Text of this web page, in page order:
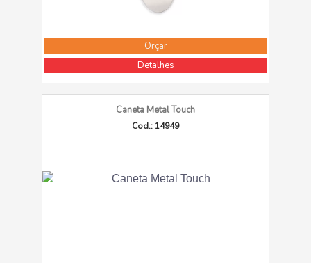
Orçar
Detalhes
Caneta Metal Touch
Cod.: 14949